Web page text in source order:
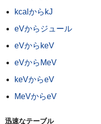
kcalからkJ
eVからジュール
eVからkeV
eVからMeV
keVからeV
MeVからeV
迅速なテーブル